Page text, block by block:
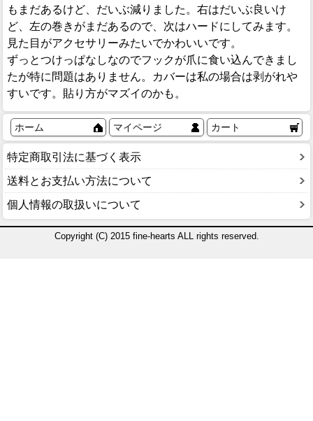
もまだあるけど、だいぶ減りました。右はだいぶ良いけ
ど、左の巻きがまだあるので、次はハードにしてみます。
見た目がアクセサリーみたいでかわいいです。
ずっとつけっぱなしなのでフックが爪に食い込んできまし
たが特に問題はありません。カバーは私の場合は剥がれや
すいです。貼り方がマズイのかも。
ホーム マイページ カート
特定商取引法に基づく表示
送料とお支払い方法について
個人情報の取扱いについて
Copyright (C) 2015 fine-hearts ALL rights reserved.